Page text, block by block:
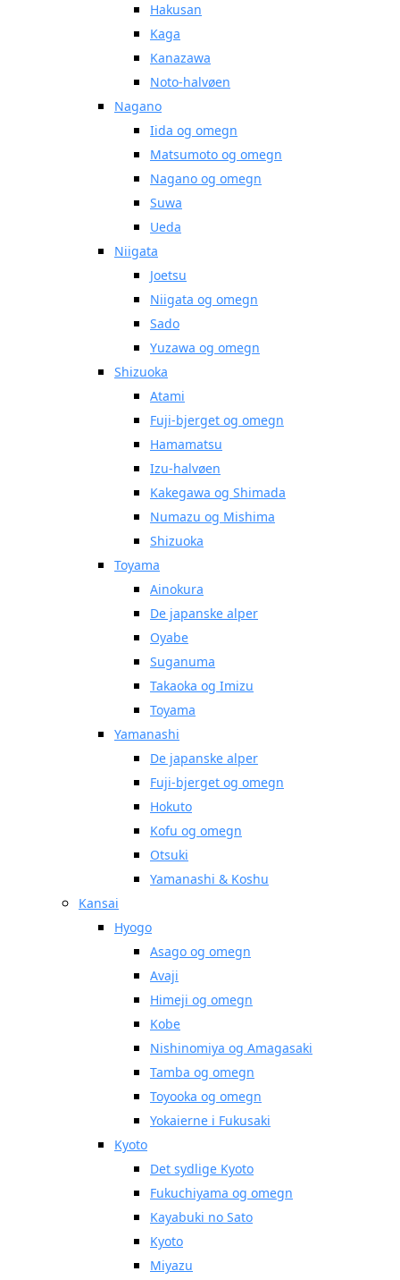
Hakusan
Kaga
Kanazawa
Noto-halvøen
Nagano
Iida og omegn
Matsumoto og omegn
Nagano og omegn
Suwa
Ueda
Niigata
Joetsu
Niigata og omegn
Sado
Yuzawa og omegn
Shizuoka
Atami
Fuji-bjerget og omegn
Hamamatsu
Izu-halvøen
Kakegawa og Shimada
Numazu og Mishima
Shizuoka
Toyama
Ainokura
De japanske alper
Oyabe
Suganuma
Takaoka og Imizu
Toyama
Yamanashi
De japanske alper
Fuji-bjerget og omegn
Hokuto
Kofu og omegn
Otsuki
Yamanashi & Koshu
Kansai
Hyogo
Asago og omegn
Avaji
Himeji og omegn
Kobe
Nishinomiya og Amagasaki
Tamba og omegn
Toyooka og omegn
Yokaierne i Fukusaki
Kyoto
Det sydlige Kyoto
Fukuchiyama og omegn
Kayabuki no Sato
Kyoto
Miyazu